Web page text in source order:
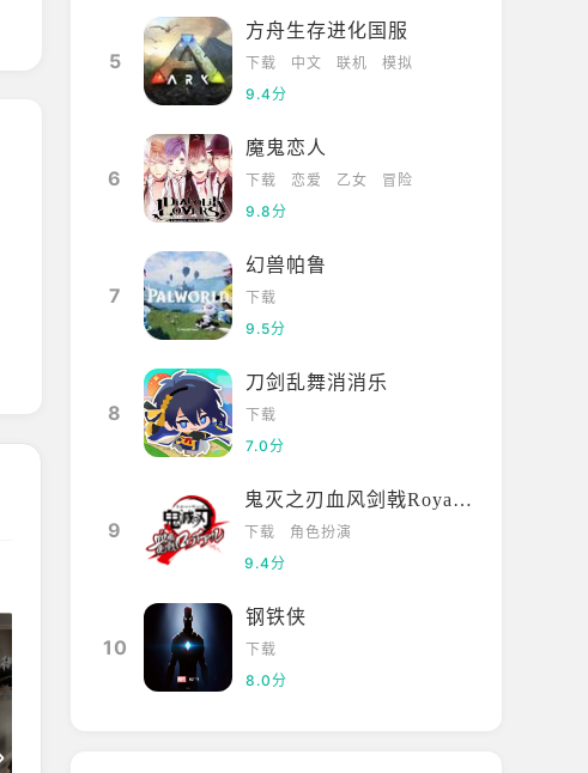
5
方舟生存进化国服
下载 中文 联机
模拟
9.4分
6
魔鬼恋人
下载 恋爱 乙女
冒险
9.8分
7
幻兽帕鲁
下载
9.5分
8
刀剑乱舞消消乐
下载
7.0分
9
鬼灭之刃血风剑戟Royale国际服
下载
角色扮演
9.4分
10
钢铁侠
下载
8.0分